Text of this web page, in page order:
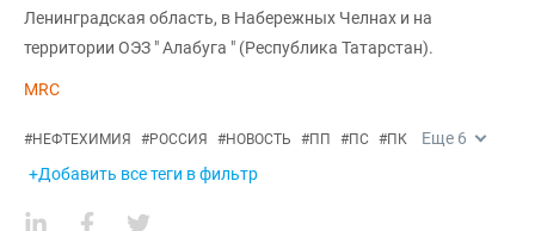
Ленинградская область, в Набережных Челнах и на
территории ОЭЗ " Алабуга " (Республика Татарстан).
MRC
#НЕФТЕХИМИЯ #РОССИЯ #НОВОСТЬ #ПП #ПС #ПК Еще 6
+Добавить все теги в фильтр